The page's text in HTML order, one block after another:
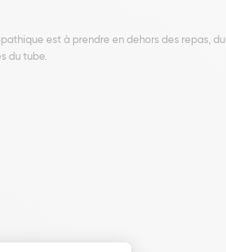
est à prendre en dehors des repas,
du tube.